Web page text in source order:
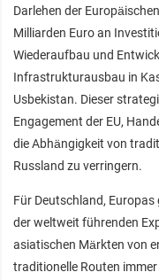
Darlehen der
Milliarden Euro an
Wiederaufbau und
Infrastrukturausbau in
Usbekistan. Dieser
Engagement der EU,
die Abhängigkeit von
Russland zu verringern.
Für Deutschland,
der weltweit führenden
asiatischen Märkten von
traditionelle Routen